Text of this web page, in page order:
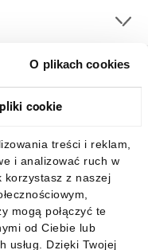
O plikach cookies
cookie
treści i reklam,
i analizować ruch w
korzystasz z naszej
mogą połączyć te
od Ciebie lub
usług. Dzięki Twojej
mobilną: